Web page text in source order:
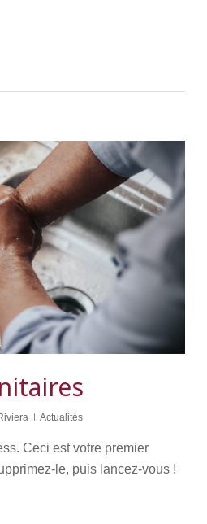
Actualités
Ceci est votre premier
le, puis lancez-vous !